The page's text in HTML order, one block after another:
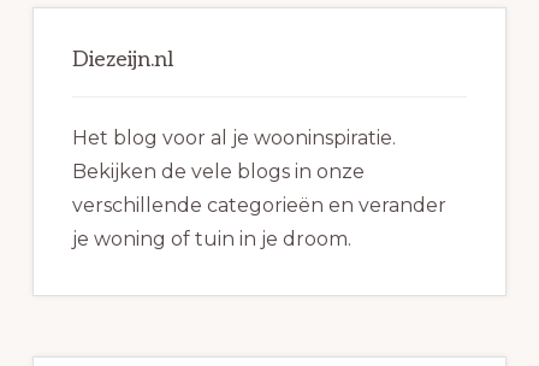
Sidebar
Diezeijn.nl
Het blog voor al je wooninspiratie.
Bekijken de vele blogs in onze
verschillende categorieën en verander
je woning of tuin in je droom.